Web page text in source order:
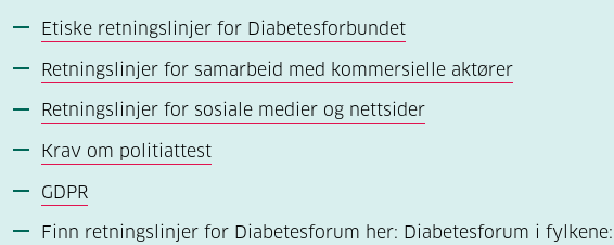
Etiske retningslinjer for Diabetesforbundet
Retningslinjer for samarbeid med kommersielle aktører
Retningslinjer for sosiale medier og nettsider
Krav om politiattest
GDPR
Finn retningslinjer for Diabetesforum her: Diabetesforum i fylkene: |